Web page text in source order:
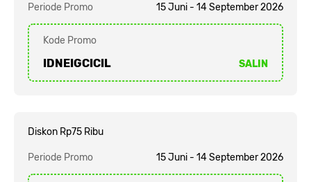
Periode Promo 15 Juni - 14 September 2026
Kode Promo
IDNEIGCICIL SALIN
Diskon Rp75 Ribu
Periode Promo 15 Juni - 14 September 2026